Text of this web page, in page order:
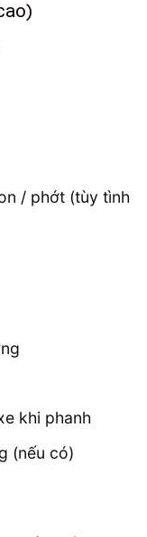
/ phớt (tùy tình
khi phanh
(nếu có)